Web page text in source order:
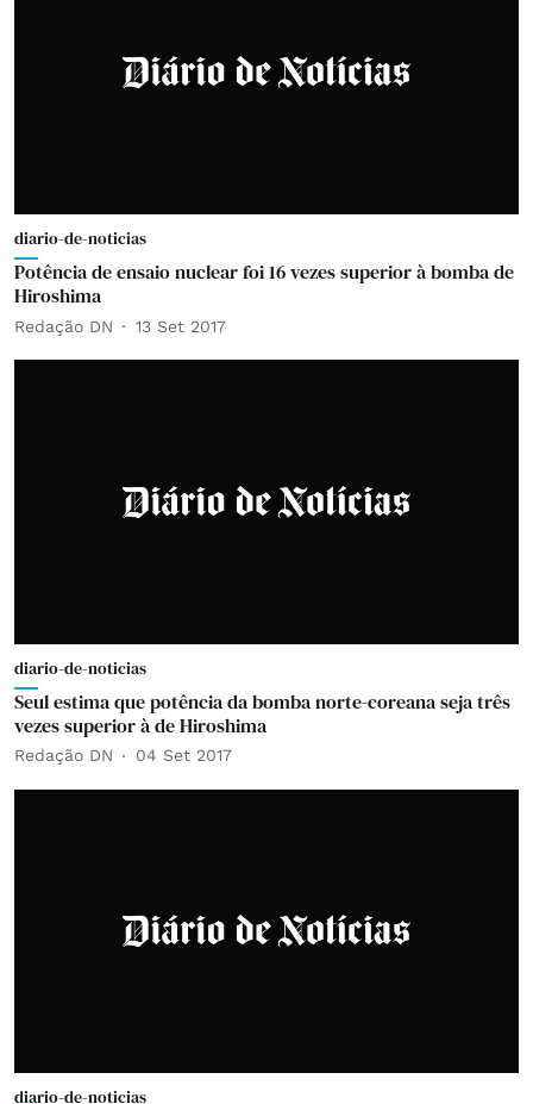
diario-de-noticias
Potência de ensaio nuclear foi 16 vezes superior à bomba de
Hiroshima
Redação DN 13 Set 2017
diario-de-noticias
Seul estima que potência da bomba norte-coreana seja três
vezes superior à de Hiroshima
Redação DN 04 Set 2017
diario-de-noticias